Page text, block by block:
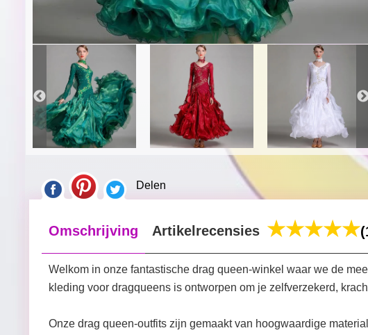
Delen
Omschrijving Artikelrecensies
Welkom in onze fantastische drag queen-winkel waar we de
kleding voor dragqueens is ontworpen om je zelfverzekerd,
Onze drag queen-outfits zijn gemaakt van hoogwaardige